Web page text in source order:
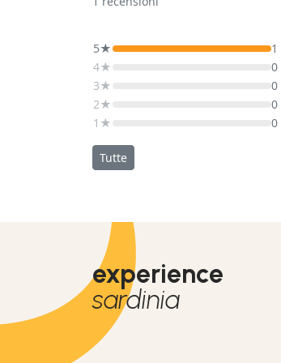
5★
1
4★
0
3★
0
2★
0
1★
0
Tutte
experience
sardinia